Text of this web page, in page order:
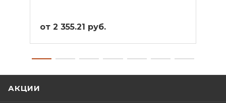
от 2 355.21 руб.
АКЦИИ